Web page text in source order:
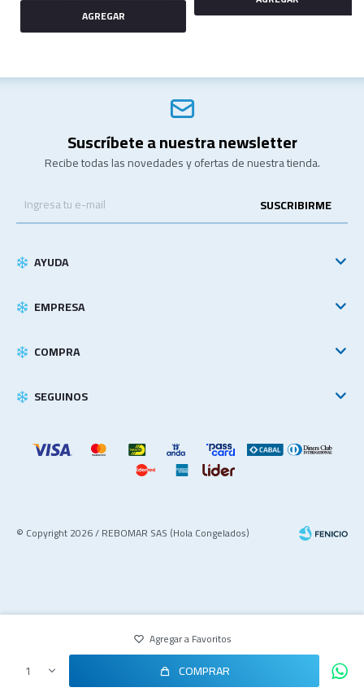
1 COMPRAR
Suscríbete a nuestra newsletter
Recibe todas las novedades y ofertas de nuestra tienda.
SUSCRIBIRME
AYUDA
EMPRESA
COMPRA
SEGUINOS
© Copyright 2026 / REBOMAR SAS (Hola Congelados)